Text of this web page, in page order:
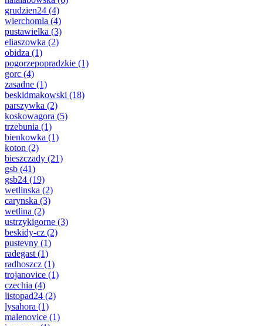
grudzien24 (4)
wierchomla (4)
pustawielka (3)
eliaszowka (2)
obidza (1)
pogorzepopradzkie (1)
gorc (4)
zasadne (1)
beskidmakowski (18)
parszywka (2)
koskowagora (5)
trzebunia (1)
bienkowka (1)
koton (2)
bieszczady (21)
gsb (41)
gsb24 (19)
wetlinska (2)
carynska (3)
wetlina (2)
ustrzykigorne (3)
beskidy-cz (2)
pustevny (1)
radegast (1)
radhoszcz (1)
trojanovice (1)
czechia (4)
listopad24 (2)
lysahora (1)
malenovice (1)